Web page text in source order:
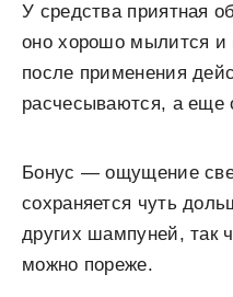
У средства приятная
оно хорошо мылится и
после применения
расчесываются, а еще
Бонус — ощущение
сохраняется чуть
других шампуней, так
можно пореже.